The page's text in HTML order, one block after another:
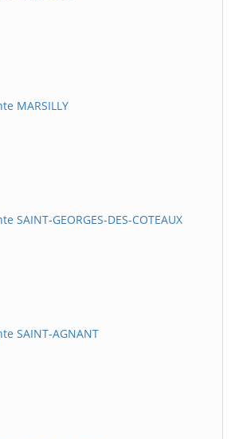
MARSILLY
SAINT-GEORGES-DES-COTEAUX
SAINT-AGNANT